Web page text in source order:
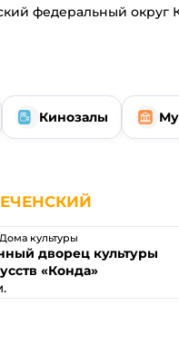
федеральный
Кинозалы
Дома культуры
дворец культуры
«Конда»